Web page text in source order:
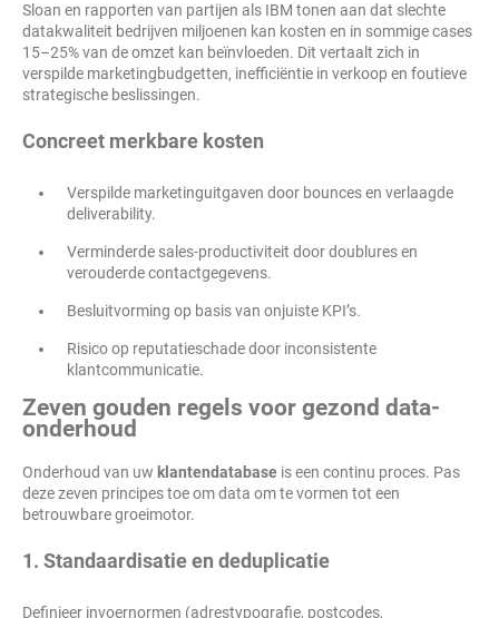
Sloan en rapporten van partijen als IBM tonen aan dat slechte
datakwaliteit bedrijven miljoenen kan kosten en in sommige cases
15–25% van de omzet kan beïnvloeden. Dit vertaalt zich in
verspilde marketingbudgetten, inefficiëntie in verkoop en foutieve
strategische beslissingen.
Concreet merkbare kosten
Verspilde marketinguitgaven door bounces en verlaagde
deliverability.
Verminderde sales-productiviteit door doublures en
verouderde contactgegevens.
Besluitvorming op basis van onjuiste KPI’s.
Risico op reputatieschade door inconsistente
klantcommunicatie.
Zeven gouden regels voor gezond data-
onderhoud
Onderhoud van uw klantendatabase is een continu proces. Pas
deze zeven principes toe om data om te vormen tot een
betrouwbare groeimotor.
1. Standaardisatie en deduplicatie
Definieer invoernormen (adrestypografie, postcodes,